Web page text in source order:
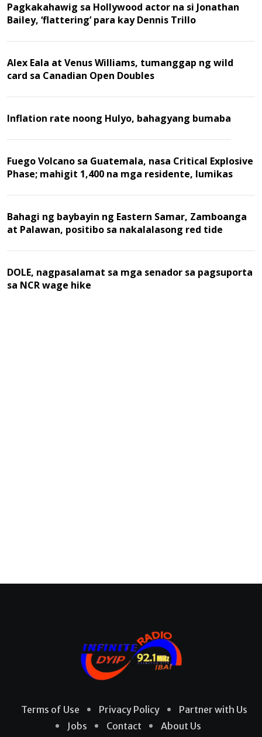
Pagkakahawig sa Hollywood actor na si Jonathan
Bailey, ‘flattering’ para kay Dennis Trillo
Alex Eala at Venus Williams, tumanggap ng wild
card sa Canadian Open Doubles
Inflation rate noong Hulyo, bahagyang bumaba
Fuego Volcano sa Guatemala, nasa Critical Explosive
Phase; mahigit 1,400 na mga residente, lumikas
Bahagi ng baybayin ng Eastern Samar, Zamboanga
at Palawan, positibo sa nakalalasong red tide
DOLE, nagpasalamat sa mga senador sa pagsuporta
sa NCR wage hike
Terms of Use Privacy Policy
Partner with Us
Jobs
Contact About Us